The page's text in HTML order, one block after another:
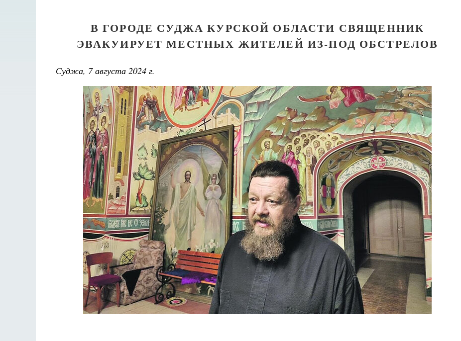
В ГОРОДЕ СУДЖА КУРСКОЙ ОБЛАСТИ СВЯЩЕННИК
ЭВАКУИРУЕТ МЕСТНЫХ ЖИТЕЛЕЙ ИЗ-ПОД ОБСТРЕЛОВ
Суджа, 7 августа 2024 г.
Как найти своё место в жизни
Кирилл Мурышев
Великомученик Георгий Победоносец. Научись у
святого
Роман Котов Чего ждет от нас Бог. 10 заповедей Божиих
Святитель Николай Сербский